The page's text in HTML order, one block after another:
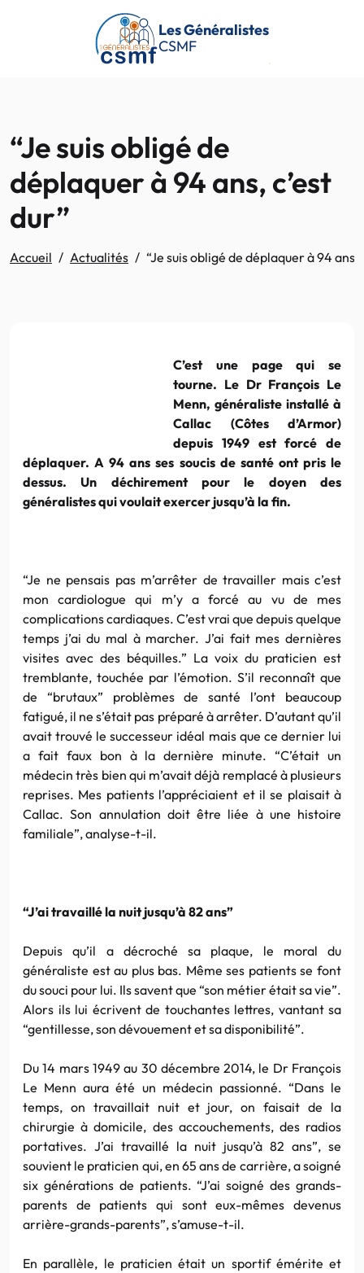
Passer au contenu principal
Les Généralistes
CSMF
“Je suis obligé de
déplaquer à 94 ans, c’est
dur”
Accueil Actualités “Je suis obligé de déplaquer à 94 ans,
C’est une page qui se
tourne. Le Dr François Le
Menn, généraliste installé à
Callac (Côtes d’Armor)
depuis 1949 est forcé de
déplaquer. A 94 ans ses soucis de santé ont pris le
dessus. Un déchirement pour le doyen des
généralistes qui voulait exercer jusqu’à la fin.
“Je ne pensais pas m’arrêter de travailler mais c’est
mon cardiologue qui m’y a forcé au vu de mes
complications cardiaques. C’est vrai que depuis quelque
temps j’ai du mal à marcher. J’ai fait mes dernières
visites avec des béquilles.” La voix du praticien est
tremblante, touchée par l’émotion. S’il reconnaît que
de “brutaux” problèmes de santé l’ont beaucoup
fatigué, il ne s’était pas préparé à arrêter. D’autant qu’il
avait trouvé le successeur idéal mais que ce dernier lui
a fait faux bon à la dernière minute. “C’était un
médecin très bien qui m’avait déjà remplacé à plusieurs
reprises. Mes patients l’appréciaient et il se plaisait à
Callac. Son annulation doit être liée à une histoire
familiale”, analyse-t-il.
“J’ai travaillé la nuit jusqu’à 82 ans”
Depuis qu’il a décroché sa plaque, le moral du
généraliste est au plus bas. Même ses patients se font
du souci pour lui. Ils savent que “son métier était sa vie”.
Alors ils lui écrivent de touchantes lettres, vantant sa
“gentillesse, son dévouement et sa disponibilité”.
Du 14 mars 1949 au 30 décembre 2014, le Dr François
Le Menn aura été un médecin passionné. “Dans le
temps, on travaillait nuit et jour, on faisait de la
chirurgie à domicile, des accouchements, des radios
portatives. J’ai travaillé la nuit jusqu’à 82 ans”, se
souvient le praticien qui, en 65 ans de carrière, a soigné
six générations de patients. “J’ai soigné des grands-
parents de patients qui sont eux-mêmes devenus
arrière-grands-parents”, s’amuse-t-il.
En parallèle, le praticien était un sportif émérite et